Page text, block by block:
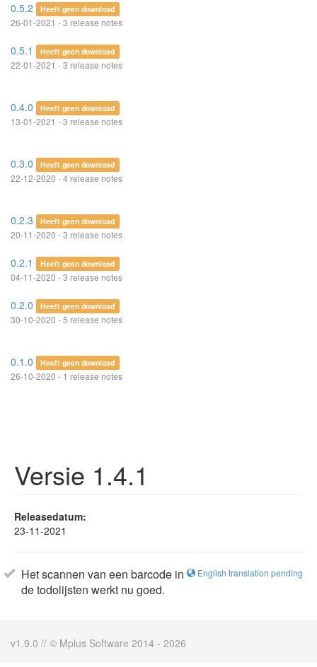
0.5.2 Heeft geen download
26-01-2021 - 3 release notes
0.5.1 Heeft geen download
22-01-2021 - 3 release notes
0.4.0 Heeft geen download
13-01-2021 - 3 release notes
0.3.0 Heeft geen download
22-12-2020 - 4 release notes
0.2.3 Heeft geen download
20-11-2020 - 3 release notes
0.2.1 Heeft geen download
04-11-2020 - 3 release notes
0.2.0 Heeft geen download
30-10-2020 - 5 release notes
0.1.0 Heeft geen download
26-10-2020 - 1 release notes
Versie 1.4.1
Releasedatum:
23-11-2021
English translation pending
Het scannen van een barcode in
de todolijsten werkt nu goed.
v1.9.0 // © Mplus Software 2014 - 2026